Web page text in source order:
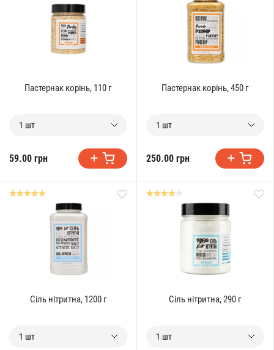
Пастернак корінь, 110 г
1 шт
59.00 грн
Пастернак корінь, 450 г
1 шт
250.00 грн
Сіль нітритна, 1200 г
1 шт
Сіль нітритна, 290 г
1 шт